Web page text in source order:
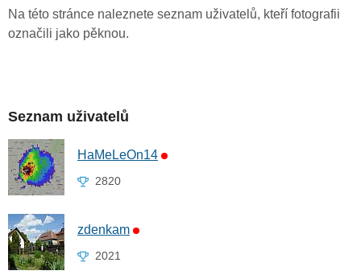
Na této stránce naleznete seznam uživatelů, kteří fotografii
označili jako pěknou.
Seznam uživatelů
HaMeLeOn14
2820
zdenkam
2021